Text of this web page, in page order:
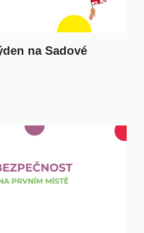
na Sadové